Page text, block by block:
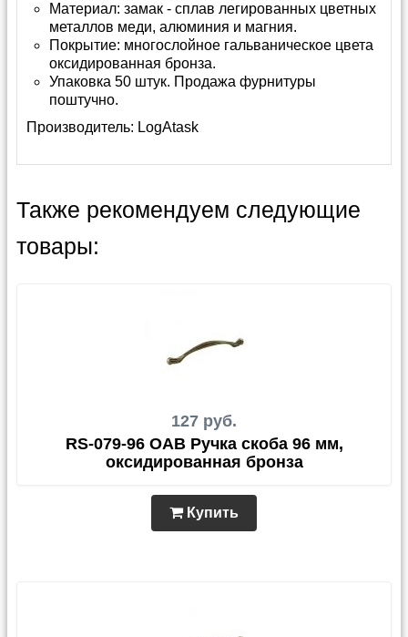
Материал: замак - сплав легированных цветных
металлов меди, алюминия и магния.
Покрытие: многослойное гальваническое цвета
оксидированная бронза.
Упаковка 50 штук. Продажа фурнитуры
поштучно.
Производитель: LogAtask
Также рекомендуем следующие
товары:
127 руб.
RS-079-96 OAB Ручка скоба 96 мм,
оксидированная бронза
Купить